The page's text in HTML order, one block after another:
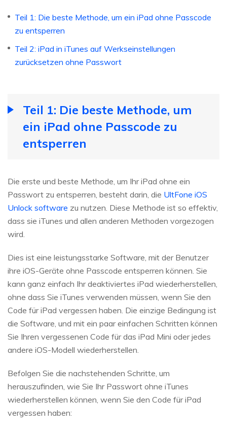
Teil 1: Die beste Methode, um ein iPad ohne Passcode
zu entsperren
Teil 2: iPad in iTunes auf Werkseinstellungen
zurücksetzen ohne Passwort
Teil 1: Die beste Methode, um
ein iPad ohne Passcode zu
entsperren
Die erste und beste Methode, um Ihr iPad ohne ein
Passwort zu entsperren, besteht darin, die UltFone iOS
Unlock software zu nutzen. Diese Methode ist so effektiv,
dass sie iTunes und allen anderen Methoden vorgezogen
wird.
Dies ist eine leistungsstarke Software, mit der Benutzer
ihre iOS-Geräte ohne Passcode entsperren können. Sie
kann ganz einfach Ihr deaktiviertes iPad wiederherstellen,
ohne dass Sie iTunes verwenden müssen, wenn Sie den
Code für iPad vergessen haben. Die einzige Bedingung ist
die Software, und mit ein paar einfachen Schritten können
Sie Ihren vergessenen Code für das iPad Mini oder jedes
andere iOS-Modell wiederherstellen.
Befolgen Sie die nachstehenden Schritte, um
herauszufinden, wie Sie Ihr Passwort ohne iTunes
wiederherstellen können, wenn Sie den Code für iPad
vergessen haben: